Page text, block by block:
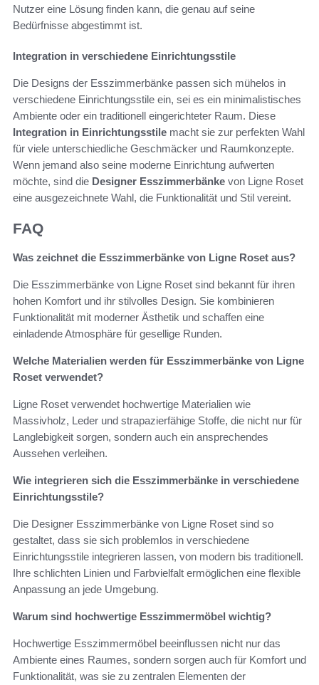
Nutzer eine Lösung finden kann, die genau auf seine
Bedürfnisse abgestimmt ist.
Integration in verschiedene Einrichtungsstile
Die Designs der Esszimmerbänke passen sich mühelos in
verschiedene Einrichtungsstile ein, sei es ein minimalistisches
Ambiente oder ein traditionell eingerichteter Raum. Diese
Integration in Einrichtungsstile macht sie zur perfekten Wahl
für viele unterschiedliche Geschmäcker und Raumkonzepte.
Wenn jemand also seine moderne Einrichtung aufwerten
möchte, sind die Designer Esszimmerbänke von Ligne Roset
eine ausgezeichnete Wahl, die Funktionalität und Stil vereint.
FAQ
Was zeichnet die Esszimmerbänke von Ligne Roset aus?
Die Esszimmerbänke von Ligne Roset sind bekannt für ihren
hohen Komfort und ihr stilvolles Design. Sie kombinieren
Funktionalität mit moderner Ästhetik und schaffen eine
einladende Atmosphäre für gesellige Runden.
Welche Materialien werden für Esszimmerbänke von Ligne
Roset verwendet?
Ligne Roset verwendet hochwertige Materialien wie
Massivholz, Leder und strapazierfähige Stoffe, die nicht nur für
Langlebigkeit sorgen, sondern auch ein ansprechendes
Aussehen verleihen.
Wie integrieren sich die Esszimmerbänke in verschiedene
Einrichtungsstile?
Die Designer Esszimmerbänke von Ligne Roset sind so
gestaltet, dass sie sich problemlos in verschiedene
Einrichtungsstile integrieren lassen, von modern bis traditionell.
Ihre schlichten Linien und Farbvielfalt ermöglichen eine flexible
Anpassung an jede Umgebung.
Warum sind hochwertige Esszimmermöbel wichtig?
Hochwertige Esszimmermöbel beeinflussen nicht nur das
Ambiente eines Raumes, sondern sorgen auch für Komfort und
Funktionalität, was sie zu zentralen Elementen der